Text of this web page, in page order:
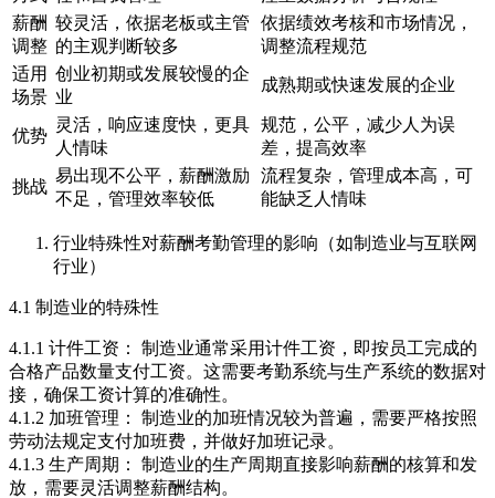
薪酬
调整
较灵活，依据老板或主管
的主观判断较多
依据绩效考核和市场情况，
调整流程规范
适用
场景
创业初期或发展较慢的企
业
成熟期或快速发展的企业
优势
灵活，响应速度快，更具
人情味
规范，公平，减少人为误
差，提高效率
挑战
易出现不公平，薪酬激励
不足，管理效率较低
流程复杂，管理成本高，可
能缺乏人情味
行业特殊性对薪酬考勤管理的影响（如制造业与互联网
行业）
4.1 制造业的特殊性
4.1.1 计件工资： 制造业通常采用计件工资，即按员工完成的
合格产品数量支付工资。这需要考勤系统与生产系统的数据对
接，确保工资计算的准确性。
4.1.2 加班管理： 制造业的加班情况较为普遍，需要严格按照
劳动法规定支付加班费，并做好加班记录。
4.1.3 生产周期： 制造业的生产周期直接影响薪酬的核算和发
放，需要灵活调整薪酬结构。